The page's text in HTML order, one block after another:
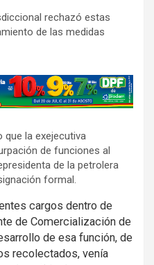
rechazó estas
de las medidas
que la exejecutiva
de funciones al
de la petrolera
formal.
cargos dentro de
de Comercialización de
de esa función, de
recolectados, venía